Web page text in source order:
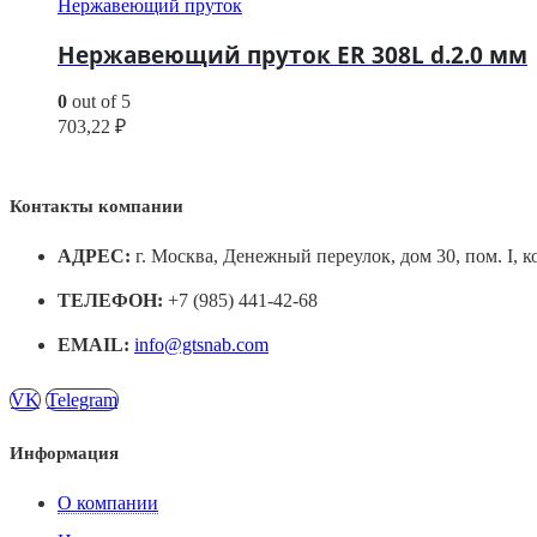
Нержавеющий пруток
Нержавеющий пруток ER 308L d.2.0 мм
0 out of 5
703,22 ₽
Контакты компании
АДРЕС: г. Москва, Денежный переулок, дом 30, пом. I,
ТЕЛЕФОН: +7 (985) 441-42-68
EMAIL: info@gtsnab.com
VK Telegram
Информация
О компании